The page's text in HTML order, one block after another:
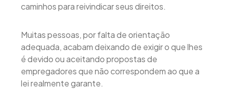
caminhos para reivindicar seus direitos.
Muitas pessoas, por falta de orientação
adequada, acabam deixando de exigir o que lhes
é devido ou aceitando propostas de
empregadores que não correspondem ao que a
lei realmente garante.